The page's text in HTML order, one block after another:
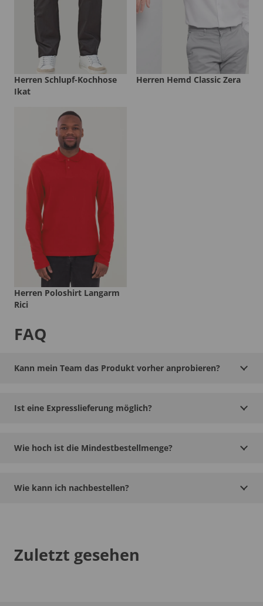
Herren Schlupf-Kochhose
Ikat
Herren Hemd Classic Zera
Herren Poloshirt Langarm
Rici
FAQ
Kann mein Team das Produkt vorher anprobieren?
Ist eine Expresslieferung möglich?
Wie hoch ist die Mindestbestellmenge?
Wie kann ich nachbestellen?
Zuletzt gesehen